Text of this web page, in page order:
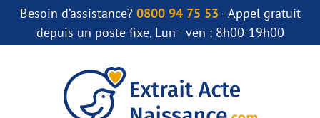
Besoin d’assistance? 0800 94 75 53 - Appel gratuit
depuis un poste fixe, Lun - ven : 8h00-19h00